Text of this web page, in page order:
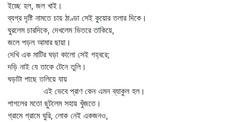
ইচ্ছে হল, জল খাই।
ব্যগ্র দৃষ্টি নামতে চায় ঠাণ্ডা সেই কুয়োর তলার দিকে।
ঘুরলেম চারদিকে, দেখলেম ভিতরে তাকিয়ে,
জলে পড়ল আমার ছায়া।
দেখি এক মাটির ঘড়া কালো সেই গহ্বরে;
দড়ি নাই যে তাকে টেনে তুলি।
ঘড়াটা পাছে তলিয়ে যায়
এই ভেবে প্রাণ কেন এমন ব্যাকুল হল।
পাগলের মতো ছুটলেম সহায় খুঁজতে।
গ্রামে গ্রামে ঘুরি, লোক নেই একজনও,